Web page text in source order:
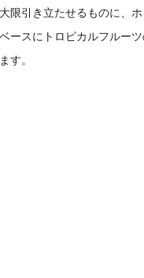
大限引き立たせるものに、
ベースにトロピカルフルー
ます。